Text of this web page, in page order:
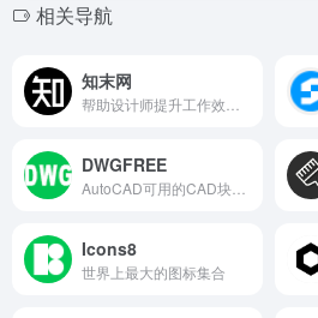
相关导航
知末网
DWGFREE
Icons8
世界上最大的图标集合